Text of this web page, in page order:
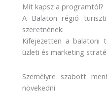
Mit kapsz a programtól?
A Balaton régió
szeretnének:
Kifejezetten a balatoni
üzleti és marketing
Személyre szabott
növekedni